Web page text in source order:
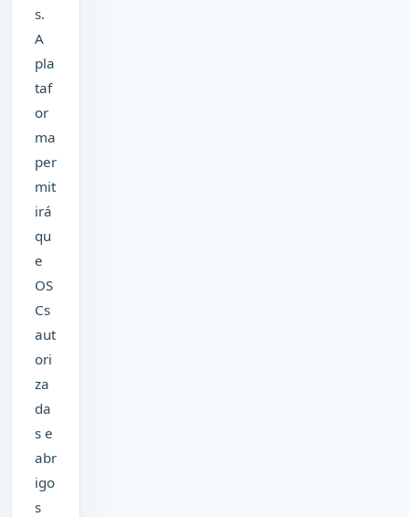
s.
A
pla
taf
or
ma
per
mit
irá
qu
e
OS
Cs
aut
ori
za
da
s e
abr
igo
s